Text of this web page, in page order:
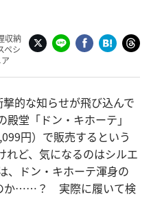
収納
ペシ
的な知らせが飛び込んで
堂「ドン・キホーテ」
円）で販売するという
れど、気になるのはシルエ
、ドン・キホーテ渾身の
のか……？ 実際に履いて検